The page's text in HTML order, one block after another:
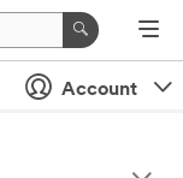
Account